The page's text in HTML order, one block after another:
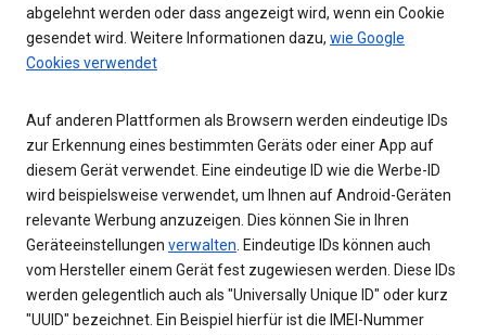
abgelehnt werden oder dass angezeigt wird, wenn ein Cookie
gesendet wird. Weitere Informationen dazu, wie Google
Cookies verwendet
Auf anderen Plattformen als Browsern werden eindeutige IDs
zur Erkennung eines bestimmten Geräts oder einer App auf
diesem Gerät verwendet. Eine eindeutige ID wie die Werbe-ID
wird beispielsweise verwendet, um Ihnen auf Android-Geräten
relevante Werbung anzuzeigen. Dies können Sie in Ihren
Geräteeinstellungen verwalten. Eindeutige IDs können auch
vom Hersteller einem Gerät fest zugewiesen werden. Diese IDs
werden gelegentlich auch als "Universally Unique ID" oder kurz
"UUID" bezeichnet. Ein Beispiel hierfür ist die IMEI-Nummer